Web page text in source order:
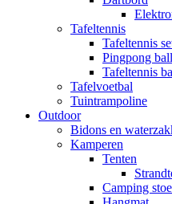
Tafeltennis
Tafeltennis
Pingpong
Tafeltennis
Tafelvoetbal
Tuintrampoline
Outdoor
Bidons en
Kamperen
Tenten
Camping